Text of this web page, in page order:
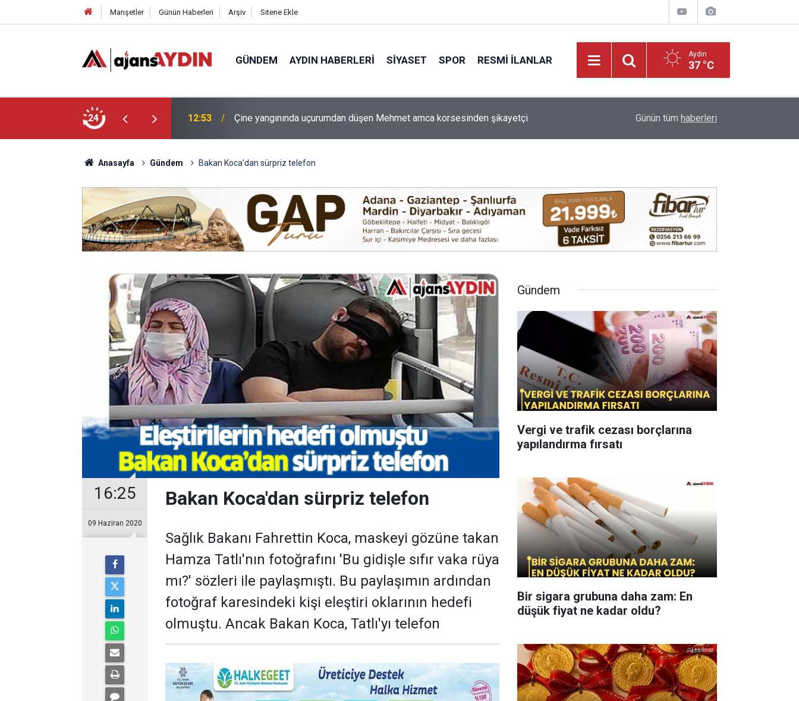
Manşetler Günün Haberleri Arşiv Sitene Ekle
GÜNDEM AYDIN HABERLERI SIYASET SPOR RESMI İLANLAR Aydın
37 °C
24
Mehmet amca korsesinden şikayetçi 12:44 Nazilli ilçe başkanı Naim Atmaca acil ameliyata alındı Aydın’da göletin dibinden 50 bin dolarlık bambi
Günün tüm haberleri
Anasayfa Gündem Bakan Koca'dan sürpriz telefon
16:25
09 Haziran 2020
Bakan Koca'dan sürpriz telefon
Sağlık Bakanı Fahrettin Koca, maskeyi gözüne takan
Hamza Tatlı'nın fotoğrafını 'Bu gidişle sıfır vaka rüya
mı?' sözleri ile paylaşmıştı. Bu paylaşımın ardından
fotoğraf karesindeki kişi eleştiri oklarının hedefi
olmuştu. Ancak Bakan Koca, Tatlı'yı telefon
Gündem
Vergi ve trafik cezası borçlarına
yapılandırma fırsatı
Bir sigara grubuna daha zam: En
düşük fiyat ne kadar oldu?